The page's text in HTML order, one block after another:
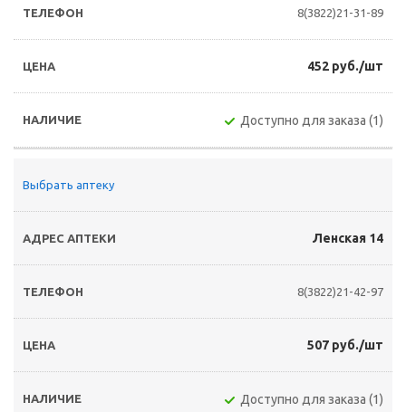
8(3822)21-31-89
452 руб./шт
Доступно для заказа (1)
Выбрать аптеку
Ленская 14
8(3822)21-42-97
507 руб./шт
Доступно для заказа (1)